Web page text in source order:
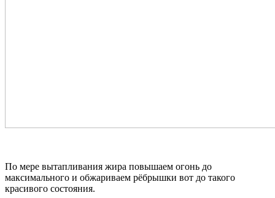
По мере вытапливания жира повышаем огонь до
максимального и обжариваем рёбрышки вот до такого
красивого состояния.